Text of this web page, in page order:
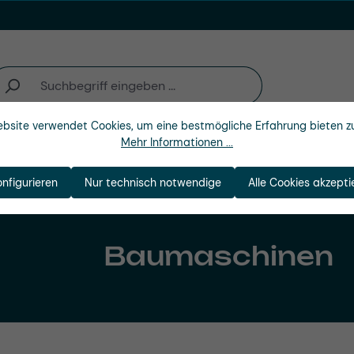
Baumaschinen
verwendet Cookies, um eine bestmögliche Erfahrung bieten
Mehr Informationen ...
Nur technisch notwendige Alle Cookies